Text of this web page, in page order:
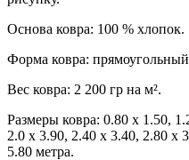
Основа ковра: 100 % хлопок.
Форма ковра:
Вес ковра: 2 200 гр на м².
Размеры ковра: 0.80 x 1.50,
2.0 x 3.90, 2.40 x 3.40, 2.80 x
5.80 метра.